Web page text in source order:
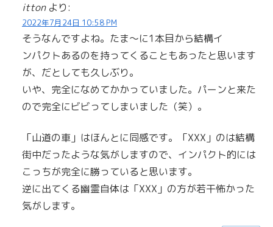
itton より:
2022年7月24日 10:58 PM
そうなんですよね。たま～に1本目から結構イ
ンパクトあるのを持ってくることもあったと思います
が、だとしても久しぶり。
いや、完全になめてかかっていました。パーンと来た
ので完全にビビってしまいました（笑）。
「山道の車」はほんとに同感です。「XXX」のは結構
街中だったような気がしますので、インパクト的には
こっちが完全に勝っていると思います。
逆に出てくる幽霊自体は「XXX」の方が若干怖かった
気がします。